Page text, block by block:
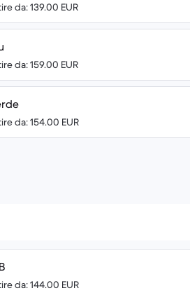
da: 139.00 EUR
da: 159.00 EUR
da: 154.00 EUR
da: 144.00 EUR